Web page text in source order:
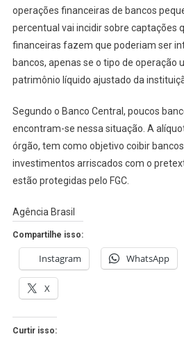
operações financeiras de bancos
percentual vai incidir sobre captações
financeiras fazem que poderiam ser
bancos, apenas se o tipo de operação
patrimônio líquido ajustado da
Segundo o Banco Central, poucos
encontram-se nessa situação. A
órgão, tem como objetivo coibir
investimentos arriscados com o
estão protegidas pelo FGC.
Agência Brasil
Compartilhe isso:
Instagram WhatsApp
X
Curtir isso: